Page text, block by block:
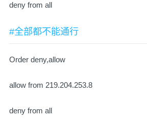
deny from all
#全部都不能通行
Order deny,allow
allow from 219.204.253.8
deny from all